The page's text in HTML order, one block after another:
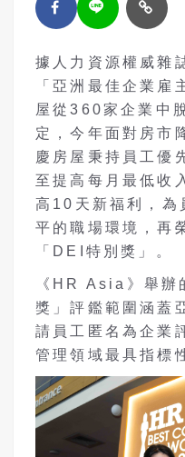
據人力資源權威
「亞洲最佳企業雇
屋從360家企業中
定，今年面對房市
慶房屋秉持員工優
至提高每月最低收
高10天新福利，為
平的職場環境，再
「DEI特別獎」。
《HR Asia》舉辦
獎」評鑑範圍涵蓋
請員工匿名為企業
管理領域最具指標